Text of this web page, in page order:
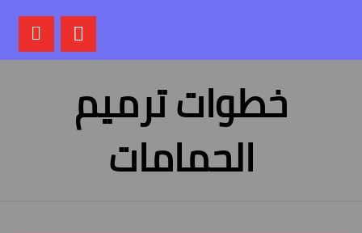
خطوات ترميم
الحمامات